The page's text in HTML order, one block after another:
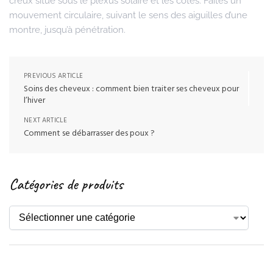
mouvement circulaire, suivant le sens des aiguilles d’une
montre, jusqu’à pénétration.
PREVIOUS ARTICLE
Soins des cheveux : comment bien traiter ses cheveux pour
l’hiver
NEXT ARTICLE
Comment se débarrasser des poux ?
Catégories de produits